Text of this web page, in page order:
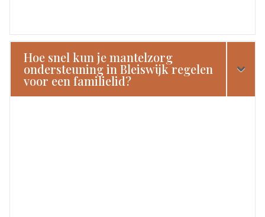
Hoe snel kun je mantelzorg
ondersteuning in Bleiswijk regelen
voor een familielid?